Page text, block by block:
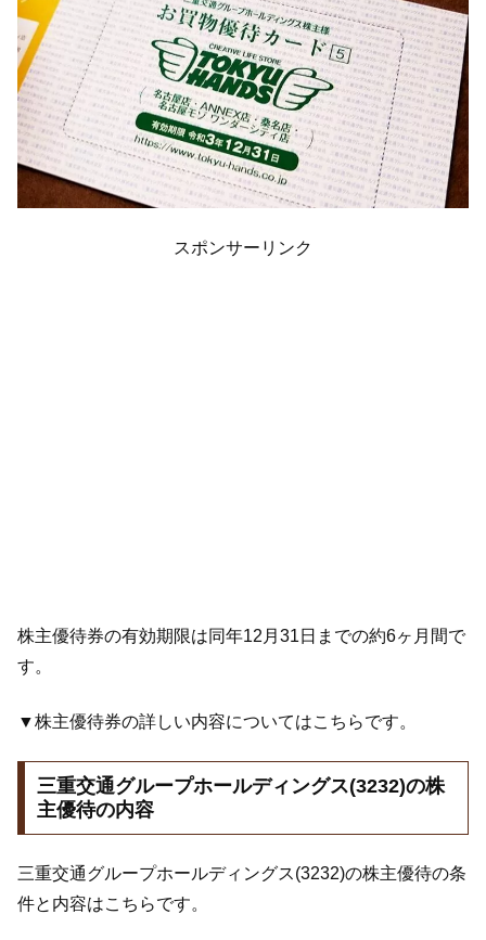
スポンサーリンク
株主優待券の有効期限は同年12月31日までの約6ヶ月間で
す。
▼株主優待券の詳しい内容についてはこちらです。
三重交通グループホールディングス(3232)の株
主優待の内容
三重交通グループホールディングス(3232)の株主優待の条
件と内容はこちらです。